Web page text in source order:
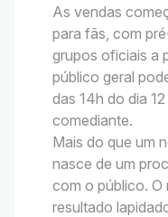
As vendas
para fãs, com
grupos oficiais a
público geral
das 14h do dia
comediante.
Mais do que um
nasce de um
com o público. O
resultado